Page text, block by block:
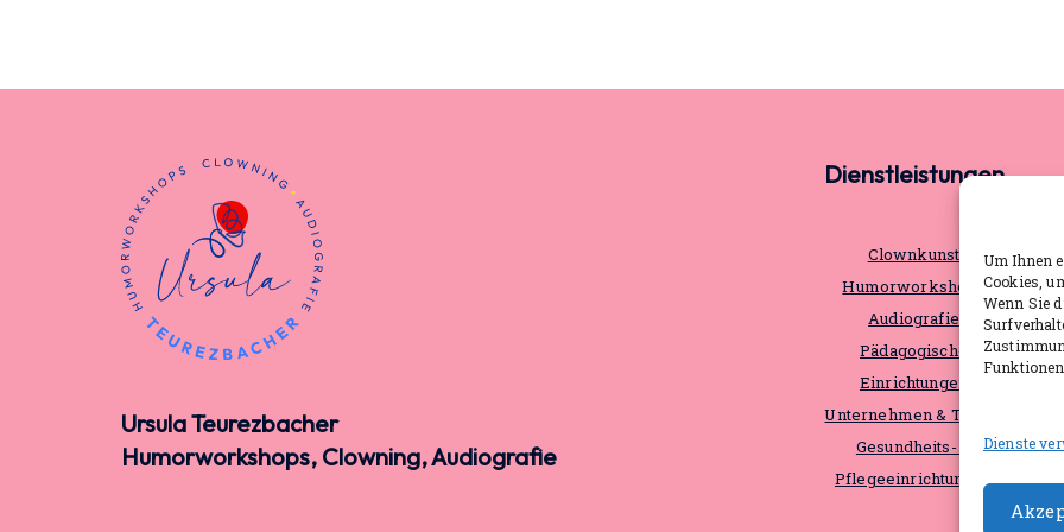
Um Ihnen
Cookies,
Wenn Sie
Dienste
Ursula Teurezbacher
Humorworkshops, Clowning, Audiografie
Dienstleistungen
Clownkunst
Humorworkshops
Audiografie
Pädagogische
Einrichtungen
Unternehmen & Teams
Gesundheits- &
Pflegeeinrichtungen